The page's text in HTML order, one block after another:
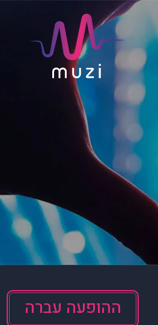
ההופעה עברה